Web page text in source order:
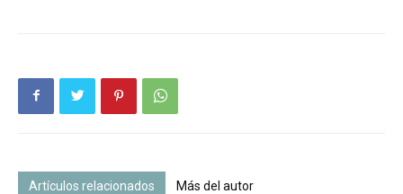
Artículos relacionados Más del autor